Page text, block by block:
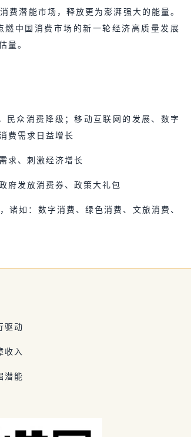
费潜能市场，释放更为澎湃强大的能量。
燃中国消费市场的新一轮经济高质量发展
量。
民众消费降级；移动互联网的发展、数字
费需求日益增长
求、刺激经济增长
府发放消费券、政策大礼包
诸如：数字消费、绿色消费、文旅消费、
驱动
收入
潜能